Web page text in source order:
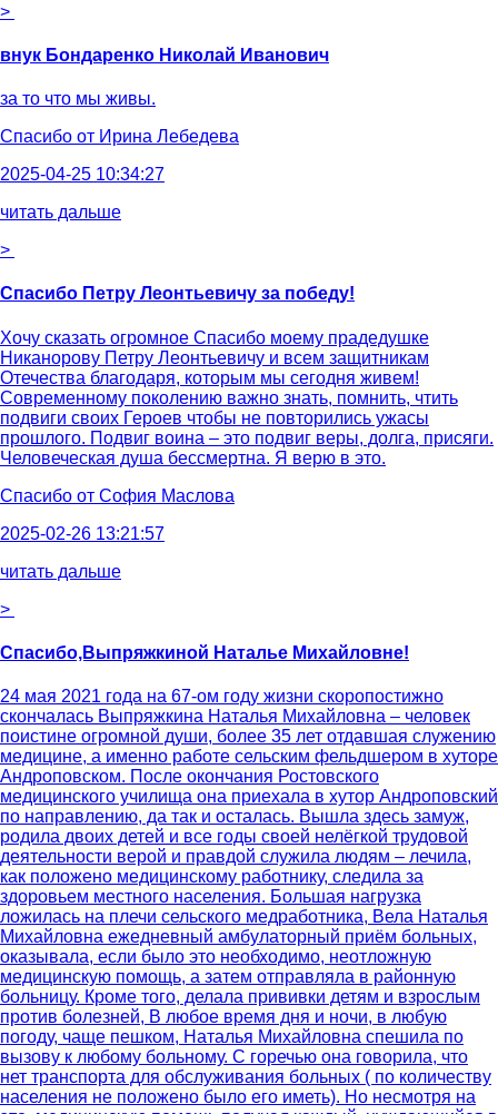
>
внук Бондаренко Николай Иванович
за то что мы живы.
Спасибо от Ирина Лебедева
2025-04-25 10:34:27
читать дальше
>
Спасибо Петру Леонтьевичу за победу!
Хочу сказать огромное Спасибо моему прадедушке
Никанорову Петру Леонтьевичу и всем защитникам
Отечества благодаря, которым мы сегодня живем!
Современному поколению важно знать, помнить, чтить
подвиги своих Героев чтобы не повторились ужасы
прошлого. Подвиг воина – это подвиг веры, долга, присяги.
Человеческая душа бессмертна. Я верю в это.
Спасибо от София Маслова
2025-02-26 13:21:57
читать дальше
>
Спасибо,Выпряжкиной Наталье Михайловне!
24 мая 2021 года на 67-ом году жизни скоропостижно
скончалась Выпряжкина Наталья Михайловна – человек
поистине огромной души, более 35 лет отдавшая служению
медицине, а именно работе сельским фельдшером в хуторе
Андроповском. После окончания Ростовского
медицинского училища она приехала в хутор Андроповский
по направлению, да так и осталась. Вышла здесь замуж,
родила двоих детей и все годы своей нелёгкой трудовой
деятельности верой и правдой служила людям – лечила,
как положено медицинскому работнику, следила за
здоровьем местного населения. Большая нагрузка
ложилась на плечи сельского медработника, Вела Наталья
Михайловна ежедневный амбулаторный приём больных,
оказывала, если было это необходимо, неотложную
медицинскую помощь, а затем отправляла в районную
больницу. Кроме того, делала прививки детям и взрослым
против болезней, В любое время дня и ночи, в любую
погоду, чаще пешком, Наталья Михайловна спешила по
вызову к любому больному. С горечью она говорила, что
нет транспорта для обслуживания больных ( по количеству
населения не положено было его иметь). Но несмотря на